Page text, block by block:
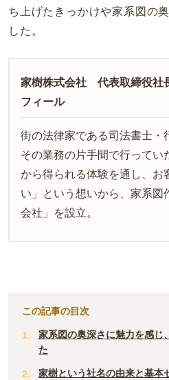
ち上げたきっかけや家系図の
した。
家樹株式会社 代表取締役
フィール
街の法律家である司法書士・
その業務の片手間で行ってい
から得られる体験を通し、お
い」という想いから、家系図
会社」を設立。
この記事の目次
家系図の奥深さに魅力を感じ
た
家樹という社名の由来と基本